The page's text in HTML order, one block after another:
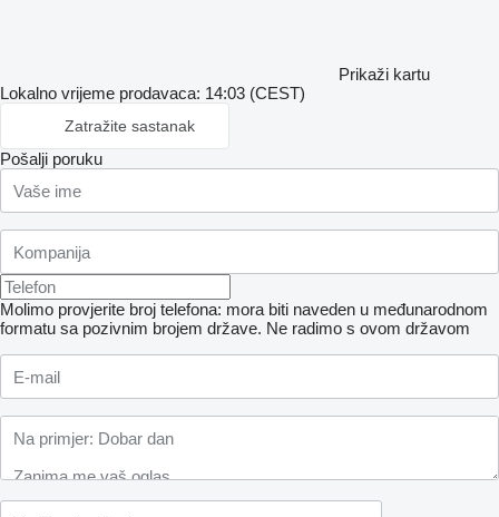
Prikaži kartu
Lokalno vrijeme prodavaca: 14:03 (CEST)
Zatražite sastanak
Pošalji poruku
Molimo provjerite broj telefona: mora biti naveden u međunarodnom
formatu sa pozivnim brojem države. Ne radimo s ovom državom